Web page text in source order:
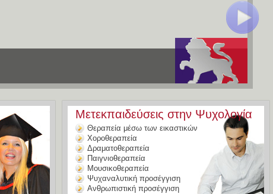
Μετεκπαιδεύσεις στην Ψυχολογία
Θεραπεία μέσω των εικαστικών
Χοροθεραπεία
Δραματοθεραπεία
Παιγνιοθεραπεία
Μουσικοθεραπεία
Ψυχαναλυτική προσέγγιση
Ανθρωπιστική προσέγγιση